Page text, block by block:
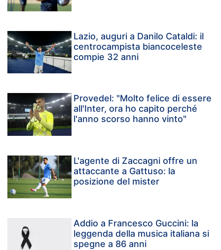
Lazio, auguri a Danilo Cataldi: il
centrocampista biancoceleste
compie 32 anni
Provedel: "Molto felice di essere
all'Inter, ora ho capito perché
l'anno scorso hanno vinto"
L'agente di Zaccagni offre un
attaccante a Gattuso: la
posizione del mister
Addio a Francesco Guccini: la
leggenda della musica italiana si
spegne a 86 anni